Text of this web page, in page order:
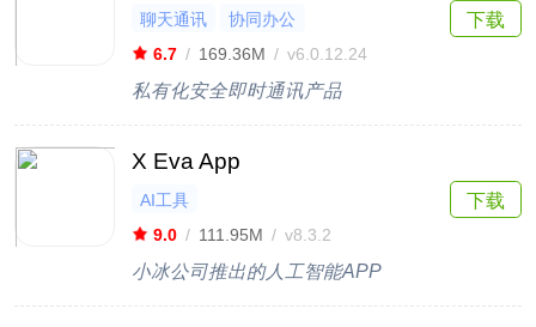
聊天通讯
协同办公
6.7 / 169.36M / v6.0.12.24
私有化安全即时通讯产品
下载
X Eva App
AI工具
9.0 / 111.95M / v8.3.2
小冰公司推出的人工智能APP
下载